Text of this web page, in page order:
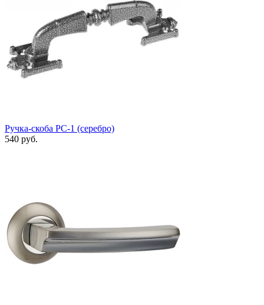
Ручка-скоба РС-1 (серебро)
540 руб.